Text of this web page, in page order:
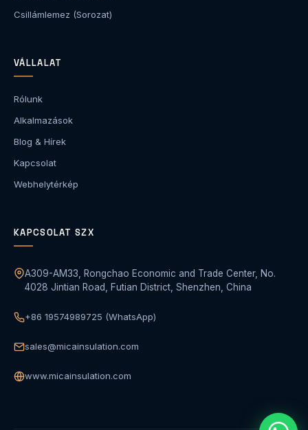
Csillámlemez (Sorozat)
VÁLLALAT
Rólunk
Alkalmazások
Blog & Hírek
Kapcsolat
Webhelytérkép
KAPCSOLAT SZX
A309-AM33, Rongchao Economic and Trade Center, No.
4028 Jintian Road, Futian District, Shenzhen, China
+86 19574989725 (WhatsApp)
sales@micainsulation.com
www.micainsulation.com